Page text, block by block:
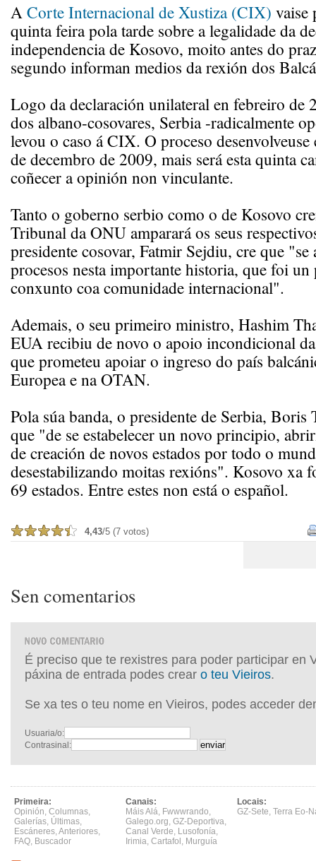
ACorte Internacional de Xustiza (CIX) vaise
quinta feira pola tarde sobre a legalidade da
independencia de Kosovo, moito antes do
segundo informan medios da rexión dos
Logo da declaración unilateral en febreiro de
dos albano-cosovares, Serbia -radicalmente
levou o caso á CIX. O proceso
de decembro de 2009, mais será esta quinta
coñecer a opinión non vinculante.
Tanto o goberno serbio como o de Kosovo
Tribunal da ONU amparará os seus
presidente cosovar, Fatmir Sejdiu, cre que
procesos nesta importante historia, que foi un
conxunto coa comunidade internacional".
Ademais, o seu primeiro ministro, Hashim
EUA recibiu de novo o apoio incondicional
que prometeu apoiar o ingreso do país
Europea e na OTAN.
Pola súa banda, o presidente de Serbia, Boris
que "de se estabelecer un novo principio,
de creación de novos estados por todo o
desestabilizando moitas rexións". Kosovo xa
69 estados. Entre estes non está o español.
4,43/5 (7 votos)
Sen comentarios
É preciso que te rexistres para poder participar en
páxina de entrada podes crear o teu Vieiros.
Se xa tes o teu nome en Vieiros, podes acceder
Usuaria/o:
Contrasinal:
Primeira:
Opinión, Columnas,
Galerías, Últimas,
Escáneres,Anteriores,
FAQ, Buscador
Canais:
Máis Alá, Fwwwrando,
Galego.org, GZ-Deportiva,
Canal Verde, Lusofonía,
Irimia, Cartafol , Murguía
Locais:
GZ-Sete, Terra Eo-